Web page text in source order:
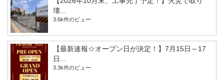
壊...
3.6k件のビュー
【最新速報☆オープン日が決定！】7月15日～17
日...
3.3k件のビュー